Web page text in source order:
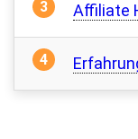
Affiliate